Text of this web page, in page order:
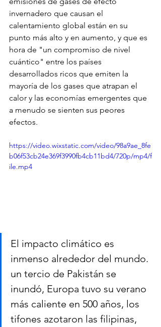
invernadero que causan el
calentamiento global están en su
punto más alto y en aumento, y que es
hora de "un compromiso de nivel
cuántico" entre los países
desarrollados ricos que emiten la
mayoría de los gases que atrapan el
calor y las economías emergentes que
a menudo se sienten sus peores
efectos.
https://video.wixstatic.com/video/98a9ae_8fe
b06f53cb24e369f3990fb4cb11bd4/720p/mp4/f
ile.mp4
El impacto climático es
inmenso alrededor del mundo.
un tercio de Pakistán se
inundó, Europa tuvo su verano
más caliente en 500 años, los
tifones azotaron las filipinas,